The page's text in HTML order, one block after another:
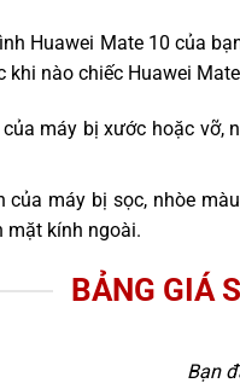
Huawei Mate 10 của
khi nào chiếc Huawei
máy bị xước hoặc
của máy bị sọc, nhòe
mặt kính ngoài.
BẢNG GIÁ
Bạn